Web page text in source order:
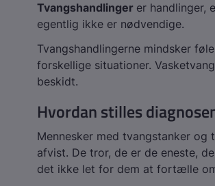
Tvangshandlinger er handlinger,
egentlig ikke er nødvendige.
Tvangshandlingerne mindsker
forskellige situationer.
beskidt.
Hvordan stilles
Mennesker med tvangstanker
afvist. De tror, de er de eneste,
det ikke let for dem at fortælle